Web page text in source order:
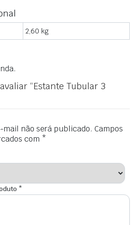
2,60 kg
“Estante Tubular 3
mail não será publicado. Campos
com *
*